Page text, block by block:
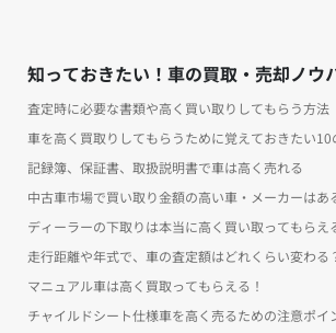
知っておきたい！車の買取・売却ノウ
査定時に必要な書類や高く買い取りしてもらう方法
車を高く買取りしてもらうために覚えておきたい10
記録簿、保証書、取扱説明書で車は高く売れる
中古車市場で買い取り金額の高い車・メーカーはあ
ディーラーの下取りは本当に高く買い取ってもらえ
走行距離や年式で、車の査定額はどれくらい変わる
マニュアル車は高く買取ってもらえる！
チャイルドシート仕様車を高く売るための注意ポイ